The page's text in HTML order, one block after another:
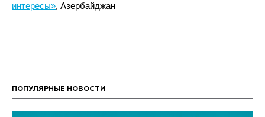
интересы», Азербайджан
ПОПУЛЯРНЫЕ НОВОСТИ